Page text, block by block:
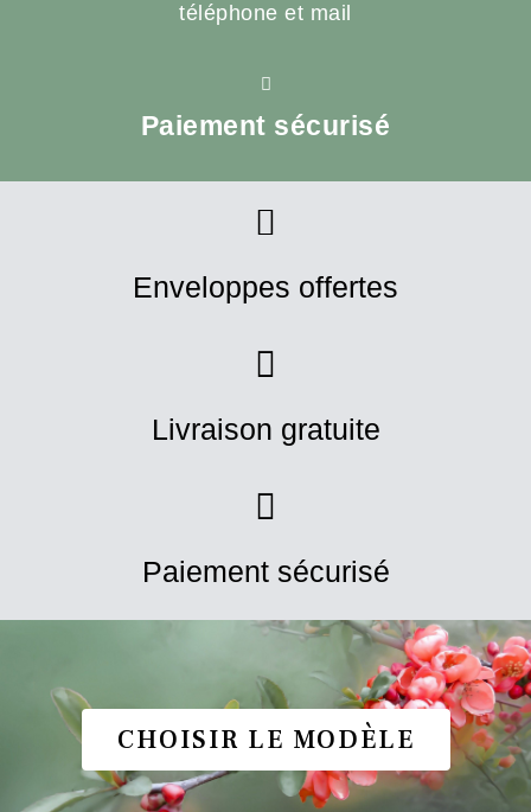
téléphone et mail
Paiement sécurisé
Enveloppes offertes
Livraison gratuite
Paiement sécurisé
CHOISIR LE MODÈLE